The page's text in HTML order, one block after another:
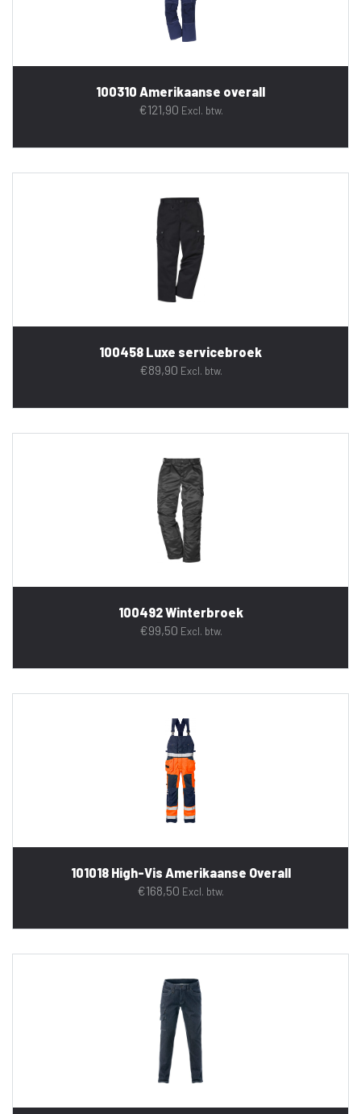
100310 Amerikaanse overall
€121,90 Excl. btw.
100458 Luxe servicebroek
€89,90 Excl. btw.
100492 Winterbroek
€99,50 Excl. btw.
101018 High-Vis Amerikaanse Overall
€168,50 Excl. btw.